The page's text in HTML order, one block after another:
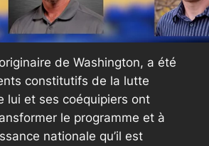
de Washington, a été
constitutifs de la lutte
lui et ses coéquipiers ont
le programme et à
nationale qu’il est